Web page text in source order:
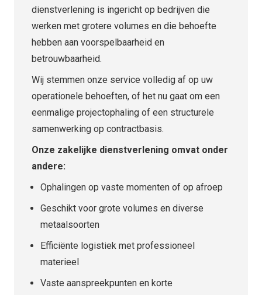
dienstverlening is ingericht op bedrijven die
werken met grotere volumes en die behoefte
hebben aan voorspelbaarheid en
betrouwbaarheid.
Wij stemmen onze service volledig af op uw
operationele behoeften, of het nu gaat om een
eenmalige projectophaling of een structurele
samenwerking op contractbasis.
Onze zakelijke dienstverlening omvat onder
andere:
Ophalingen op vaste momenten of op afroep
Geschikt voor grote volumes en diverse
metaalsoorten
Efficiënte logistiek met professioneel
materieel
Vaste aanspreekpunten en korte